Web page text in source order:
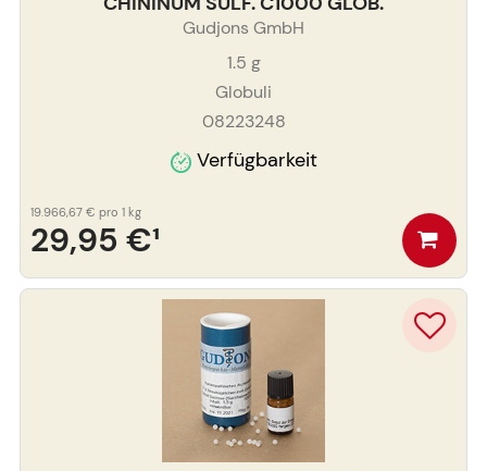
Gudjons GmbH
1.5 g
Globuli
08223248
Verfügbarkeit
29,95 €¹
19.966,67 € pro 1 kg